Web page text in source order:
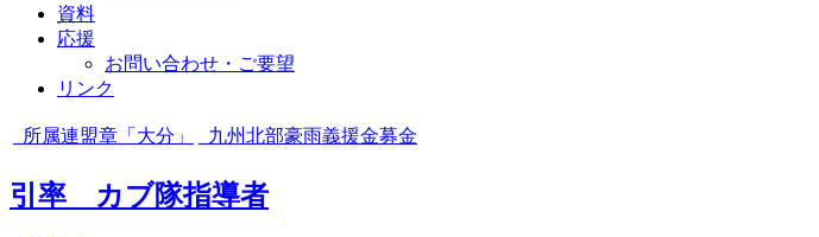
資料
応援
お問い合わせ・ご要望
リンク
所属連盟章「大分」 九州北部豪雨義援金募金
引率 カブ隊指導者